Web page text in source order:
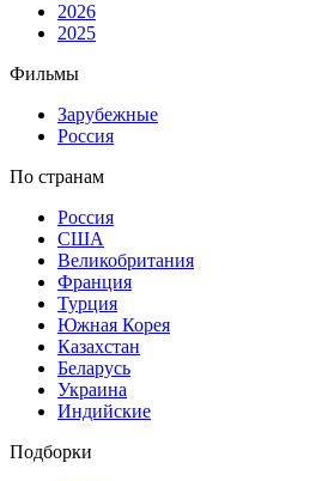
2026
2025
Фильмы
Зарубежные
Россия
По странам
Россия
США
Великобритания
Франция
Турция
Южная Корея
Казахстан
Беларусь
Украина
Индийские
Подборки